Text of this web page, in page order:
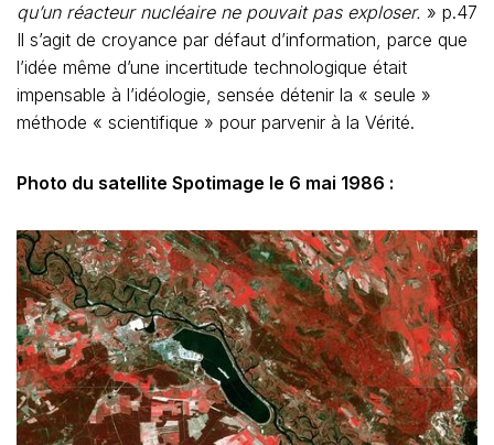
qu’un réacteur nucléaire ne pouvait pas exploser. » p.47
Il s’agit de croyance par défaut d’information, parce que
l’idée même d’une incertitude technologique était
impensable à l’idéologie, sensée détenir la « seule »
méthode « scientifique » pour parvenir à la Vérité.
Photo du satellite Spotimage le 6 mai 1986 :